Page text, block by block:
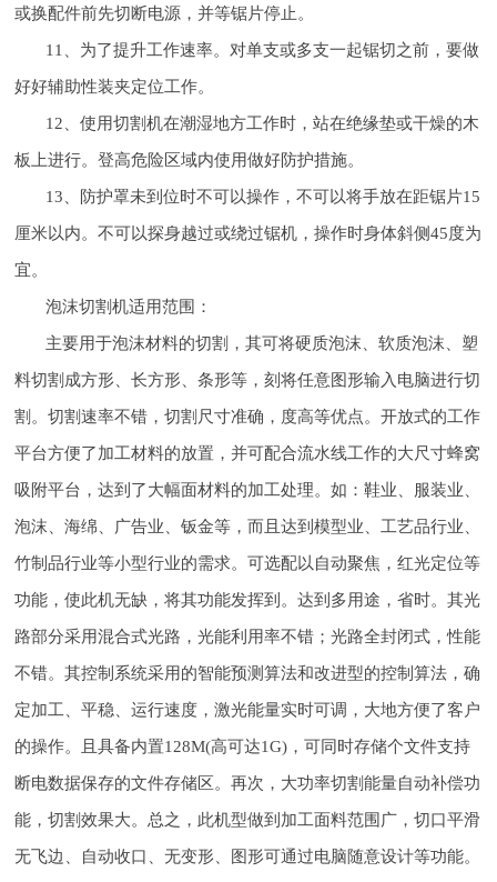
或换配件前先切断电源，并等锯片停止。
11、为了提升工作速率。对单支或多支一起锯切之前，要做
好好辅助性装夹定位工作。
12、使用切割机在潮湿地方工作时，站在绝缘垫或干燥的木
板上进行。登高危险区域内使用做好防护措施。
13、防护罩未到位时不可以操作，不可以将手放在距锯片15
厘米以内。不可以探身越过或绕过锯机，操作时身体斜侧45度为
宜。
泡沫切割机适用范围：
主要用于泡沫材料的切割，其可将硬质泡沫、软质泡沫、塑
料切割成方形、长方形、条形等，刻将任意图形输入电脑进行切
割。切割速率不错，切割尺寸准确，度高等优点。开放式的工作
平台方便了加工材料的放置，并可配合流水线工作的大尺寸蜂窝
吸附平台，达到了大幅面材料的加工处理。如：鞋业、服装业、
泡沫、海绵、广告业、钣金等，而且达到模型业、工艺品行业、
竹制品行业等小型行业的需求。可选配以自动聚焦，红光定位等
功能，使此机无缺，将其功能发挥到。达到多用途，省时。其光
路部分采用混合式光路，光能利用率不错；光路全封闭式，性能
不错。其控制系统采用的智能预测算法和改进型的控制算法，确
定加工、平稳、运行速度，激光能量实时可调，大地方便了客户
的操作。且具备内置128M(高可达1G)，可同时存储个文件支持
断电数据保存的文件存储区。再次，大功率切割能量自动补偿功
能，切割效果大。总之，此机型做到加工面料范围广，切口平滑
无飞边、自动收口、无变形、图形可通过电脑随意设计等功能。